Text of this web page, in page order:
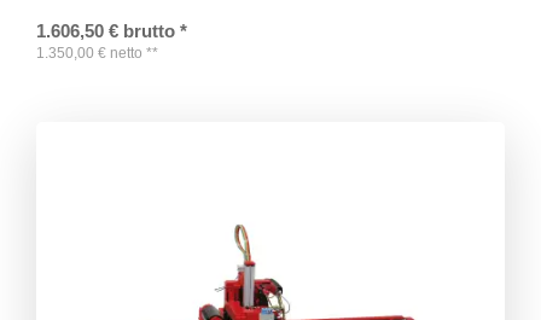
1.606,50 € brutto *
1.350,00 € netto **